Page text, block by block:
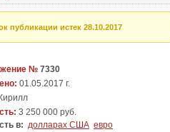
публикации истек 28.10.2017
№ 7330
01.05.2017 г.
Кирилл
3 250 000 руб.
в: долларах США евро